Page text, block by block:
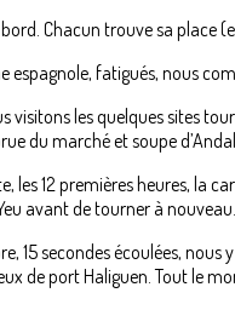
Chacun trouve sa place
espagnole, fatigués, nous
visitons les quelques sites
du marché et soupe
les 12 premières heures, la
avant de tourner à
15 secondes écoulées,
de port Haliguen. Tout le